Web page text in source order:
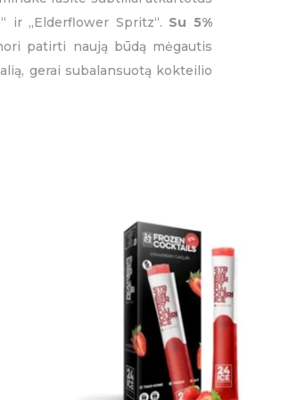
ir „Elderflower Spritz“. Su 5%
patirti naują būdą mėgautis
gerai subalansuotą kokteilio